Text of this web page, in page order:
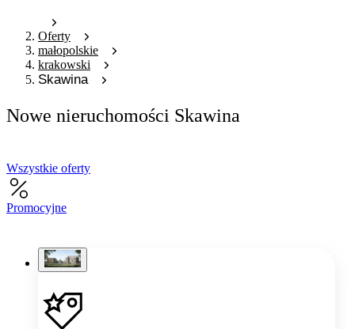
Oferty
małopolskie
krakowski
Skawina
Nowe nieruchomości Skawina
Wszystkie oferty
Promocyjne